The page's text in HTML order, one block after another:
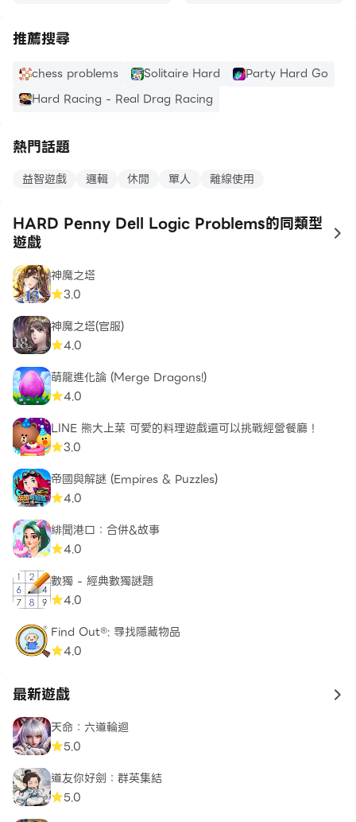
推薦搜尋
chess problems Solitaire Hard
Party Hard Go
Hard Racing - Real Drag Racing
熱門話題
益智遊戲 邏輯 休閒 單人 離線使用
HARD Penny Dell Logic Problems的同類型
遊戲
to
神魔之塔
3.0
神魔之塔(官服)
4.0
萌龍進化論 (Merge Dragons!)
4.0
LINE 熊大上菜 可愛的料理遊戲還可以挑戰經營餐廳！
3.0
帝國與解謎 (Empires & Puzzles)
4.0
緋聞港口：合併&故事
4.0
數獨 - 經典數獨謎題
4.0
Find Out®: 尋找隱藏物品
4.0
最新遊戲 to
天命：六道輪迴
5.0
道友你好劍：群英集結
5.0